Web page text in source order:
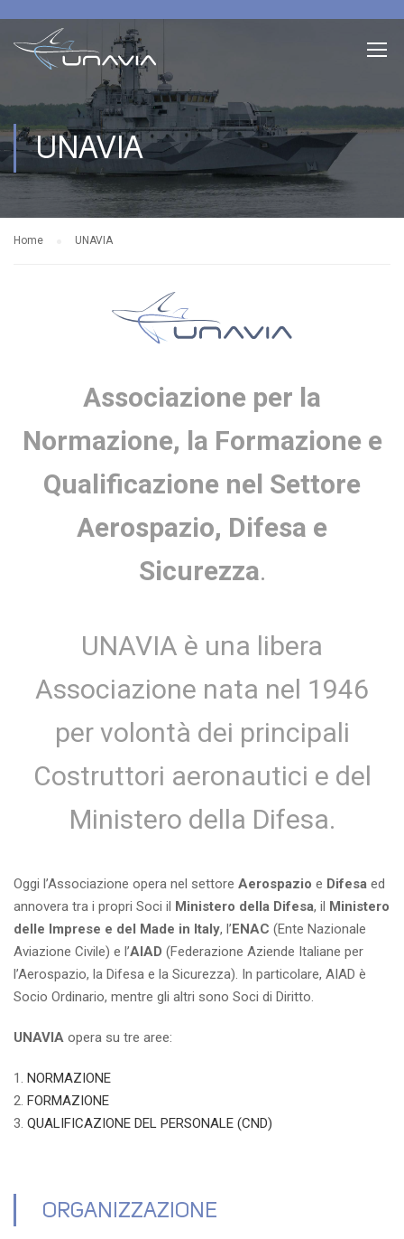
UNAVIA
Home UNAVIA
Associazione per la
Normazione, la Formazione e
Qualificazione nel Settore
Aerospazio, Difesa e
Sicurezza.
UNAVIA è una libera
Associazione nata nel 1946
per volontà dei principali
Costruttori aeronautici e del
Ministero della Difesa.
Oggi l’Associazione opera nel settore Aerospazio e Difesa ed
annovera tra i propri Soci il
Ministero della Difesa, il
Ministero
delle Imprese e del Made in Italy, l’ ENAC (Ente Nazionale
Aviazione Civile) e l’AIAD (Federazione Aziende Italiane per
l’Aerospazio, la Difesa e la Sicurezza). In particolare, AIAD è
Socio Ordinario, mentre gli altri sono Soci di Diritto.
UNAVIA opera su tre aree:
NORMAZIONE
FORMAZIONE
QUALIFICAZIONE DEL PERSONALE (CND)
ORGANIZZAZIONE